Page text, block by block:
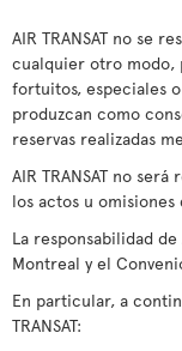
AIR TRANSAT no se
cualquier otro modo,
fortuitos, especiales
produzcan como
reservas realizadas
AIR TRANSAT no
los actos u
La responsabilidad de
Montreal y el
En particular, a
TRANSAT: